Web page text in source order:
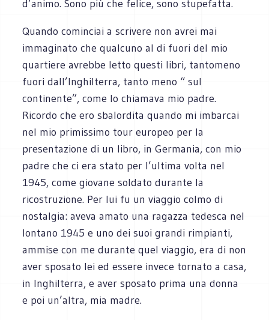
d’animo. Sono più che felice, sono stupefatta.
Quando cominciai a scrivere non avrei mai
immaginato che qualcuno al di fuori del mio
quartiere avrebbe letto questi libri, tantomeno
fuori dall’Inghilterra, tanto meno “ sul
continente”, come lo chiamava mio padre.
Ricordo che ero sbalordita quando mi imbarcai
nel mio primissimo tour europeo per la
presentazione di un libro, in Germania, con mio
padre che ci era stato per l’ultima volta nel
1945, come giovane soldato durante la
ricostruzione. Per lui fu un viaggio colmo di
nostalgia: aveva amato una ragazza tedesca nel
lontano 1945 e uno dei suoi grandi rimpianti,
ammise con me durante quel viaggio, era di non
aver sposato lei ed essere invece tornato a casa,
in Inghilterra, e aver sposato prima una donna
e poi un’altra, mia madre.